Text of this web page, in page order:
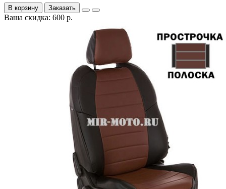
В корзину Заказать
Ваша скидка: 600 р.